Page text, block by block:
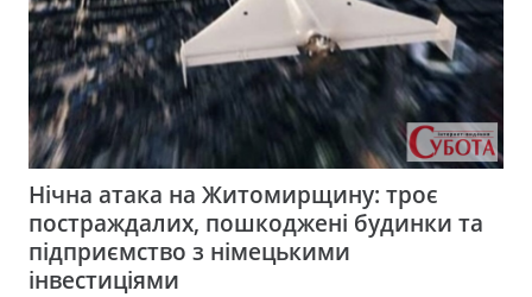
Нічна атака на Житомирщину: троє
постраждалих, пошкоджені будинки та
підприємство з німецькими
інвестиціями